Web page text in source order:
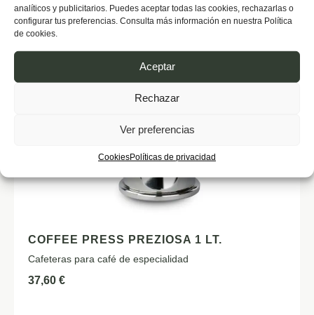
analíticos y publicitarios. Puedes aceptar todas las cookies, rechazarlas o
configurar tus preferencias. Consulta más información en nuestra Política
de cookies.
Aceptar
Rechazar
Ver preferencias
CookiesPolíticas de privacidad
COFFEE PRESS PREZIOSA 1 LT.
Cafeteras para café de especialidad
37,60 €